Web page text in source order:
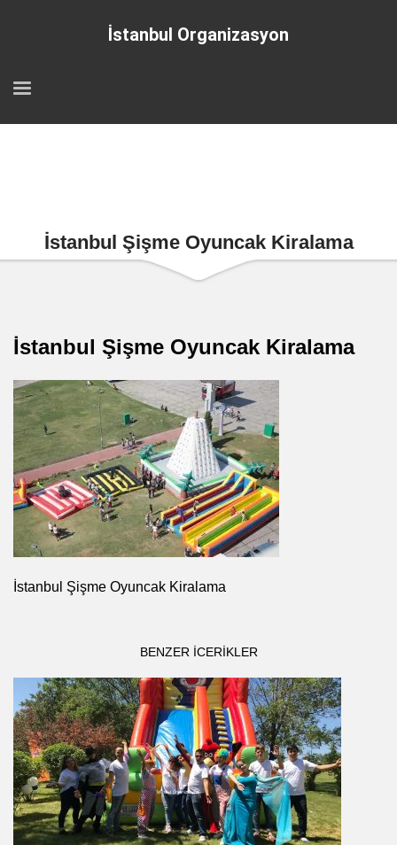
İstanbul Organizasyon
İstanbul Şişme Oyuncak Kiralama
İstanbul Şişme Oyuncak Kiralama
İstanbul Şişme Oyuncak Kiralama
BENZER ICERIKLER